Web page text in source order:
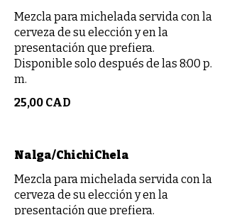
Mezcla para michelada servida con la
cerveza de su elección y en la
presentación que prefiera.
Disponible solo después de las 8:00 p.
m.
25,00 CAD
Nalga/ChichiChela
Mezcla para michelada servida con la
cerveza de su elección y en la
presentación que prefiera.